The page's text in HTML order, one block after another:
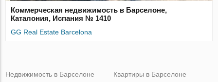
Коммерческая недвижимость в Барселоне,
Каталония, Испания № 1410
GG Real Estate Barcelona
Недвижимость в Барселоне
Квартиры в Барселоне